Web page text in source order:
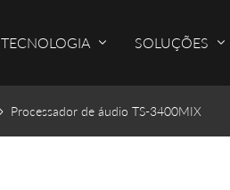
TECNOLOGIA SOLUÇÕES
Processador de áudio TS-3400MIX